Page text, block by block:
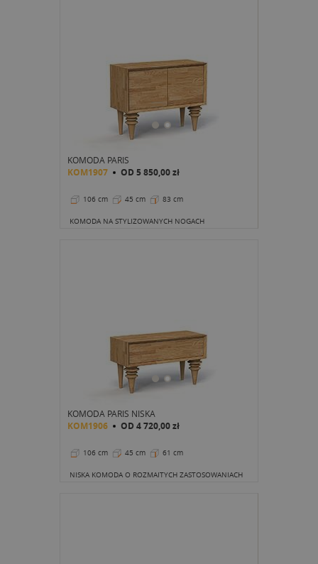
KOMODA PARIS
KOM1907 OD 5 850,00 zł
106 cm 45 cm 83 cm
KOMODA NA STYLIZOWANYCH NOGACH
KOMODA PARIS NISKA
KOM1906 OD 4 720,00 zł
106 cm 45 cm 61 cm
NISKA KOMODA O ROZMAITYCH ZASTOSOWANIACH